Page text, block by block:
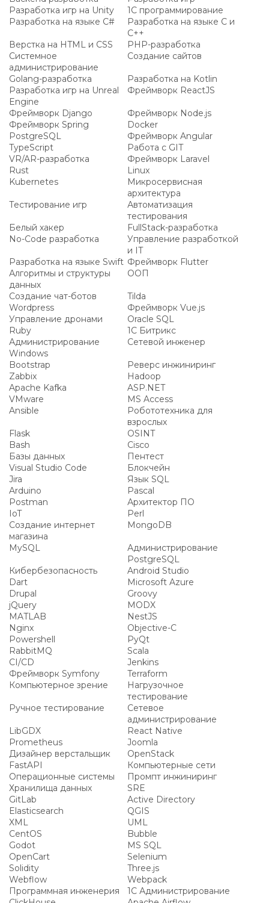
Разработка игр на Unity
1C программирование
Разработка на языке C#
Разработка на языке C и
C++
Верстка на HTML и CSS
PHP-разработка
Системное
администрирование
Создание сайтов
Golang-разработка
Разработка на Kotlin
Разработка игр на Unreal
Engine
Фреймворк ReactJS
Фреймворк Django
Фреймворк Node.js
Фреймворк Spring
Docker
PostgreSQL
Фреймворк Angular
TypeScript
Работа с GIT
VR/AR-разработка
Фреймворк Laravel
Rust
Linux
Kubernetes
Микросервисная
архитектура
Тестирование игр
Автоматизация
тестирования
Белый хакер
FullStack-разработка
No-Code разработка
Управление разработкой
и IT
Разработка на языке Swift Фреймворк Flutter
Алгоритмы и структуры
данных
ООП
Создание чат-ботов
Tilda
Wordpress
Фреймворк Vue.js
Управление дронами
Oracle SQL
Ruby
1С Битрикс
Администрирование
Windows
Сетевой инженер
Bootstrap
Реверс инжиниринг
Zabbix
Hadoop
Apache Kafka
ASP.NET
VMware
MS Access
Ansible
Робототехника для
взрослых
Flask
OSINT
Bash
Cisco
Базы данных
Пентест
Visual Studio Code
Блокчейн
Jira
Язык SQL
Arduino
Pascal
Postman
Архитектор ПО
IoT
Perl
Создание интернет
магазина
MongoDB
MySQL
Администрирование
PostgreSQL
Кибербезопасность
Android Studio
Dart
Microsoft Azure
Drupal
Groovy
jQuery
MODX
MATLAB
NestJS
Nginx
Objective-C
Powershell
PyQt
RabbitMQ
Scala
CI/CD
Jenkins
Фреймворк Symfony
Terraform
Компьютерное зрение
Нагрузочное
тестирование
Ручное тестирование
Сетевое
администрирование
LibGDX
React Native
Prometheus
Joomla
Дизайнер верстальщик
OpenStack
FastAPI
Компьютерные сети
Операционные системы
Промпт инжиниринг
Хранилища данных
SRE
GitLab
Active Directory
Elasticsearch
QGIS
XML
UML
CentOS
Bubble
Godot
MS SQL
OpenCart
Selenium
Solidity
Three.js
Webflow
Webpack
Программная инженерия
1С Администрирование